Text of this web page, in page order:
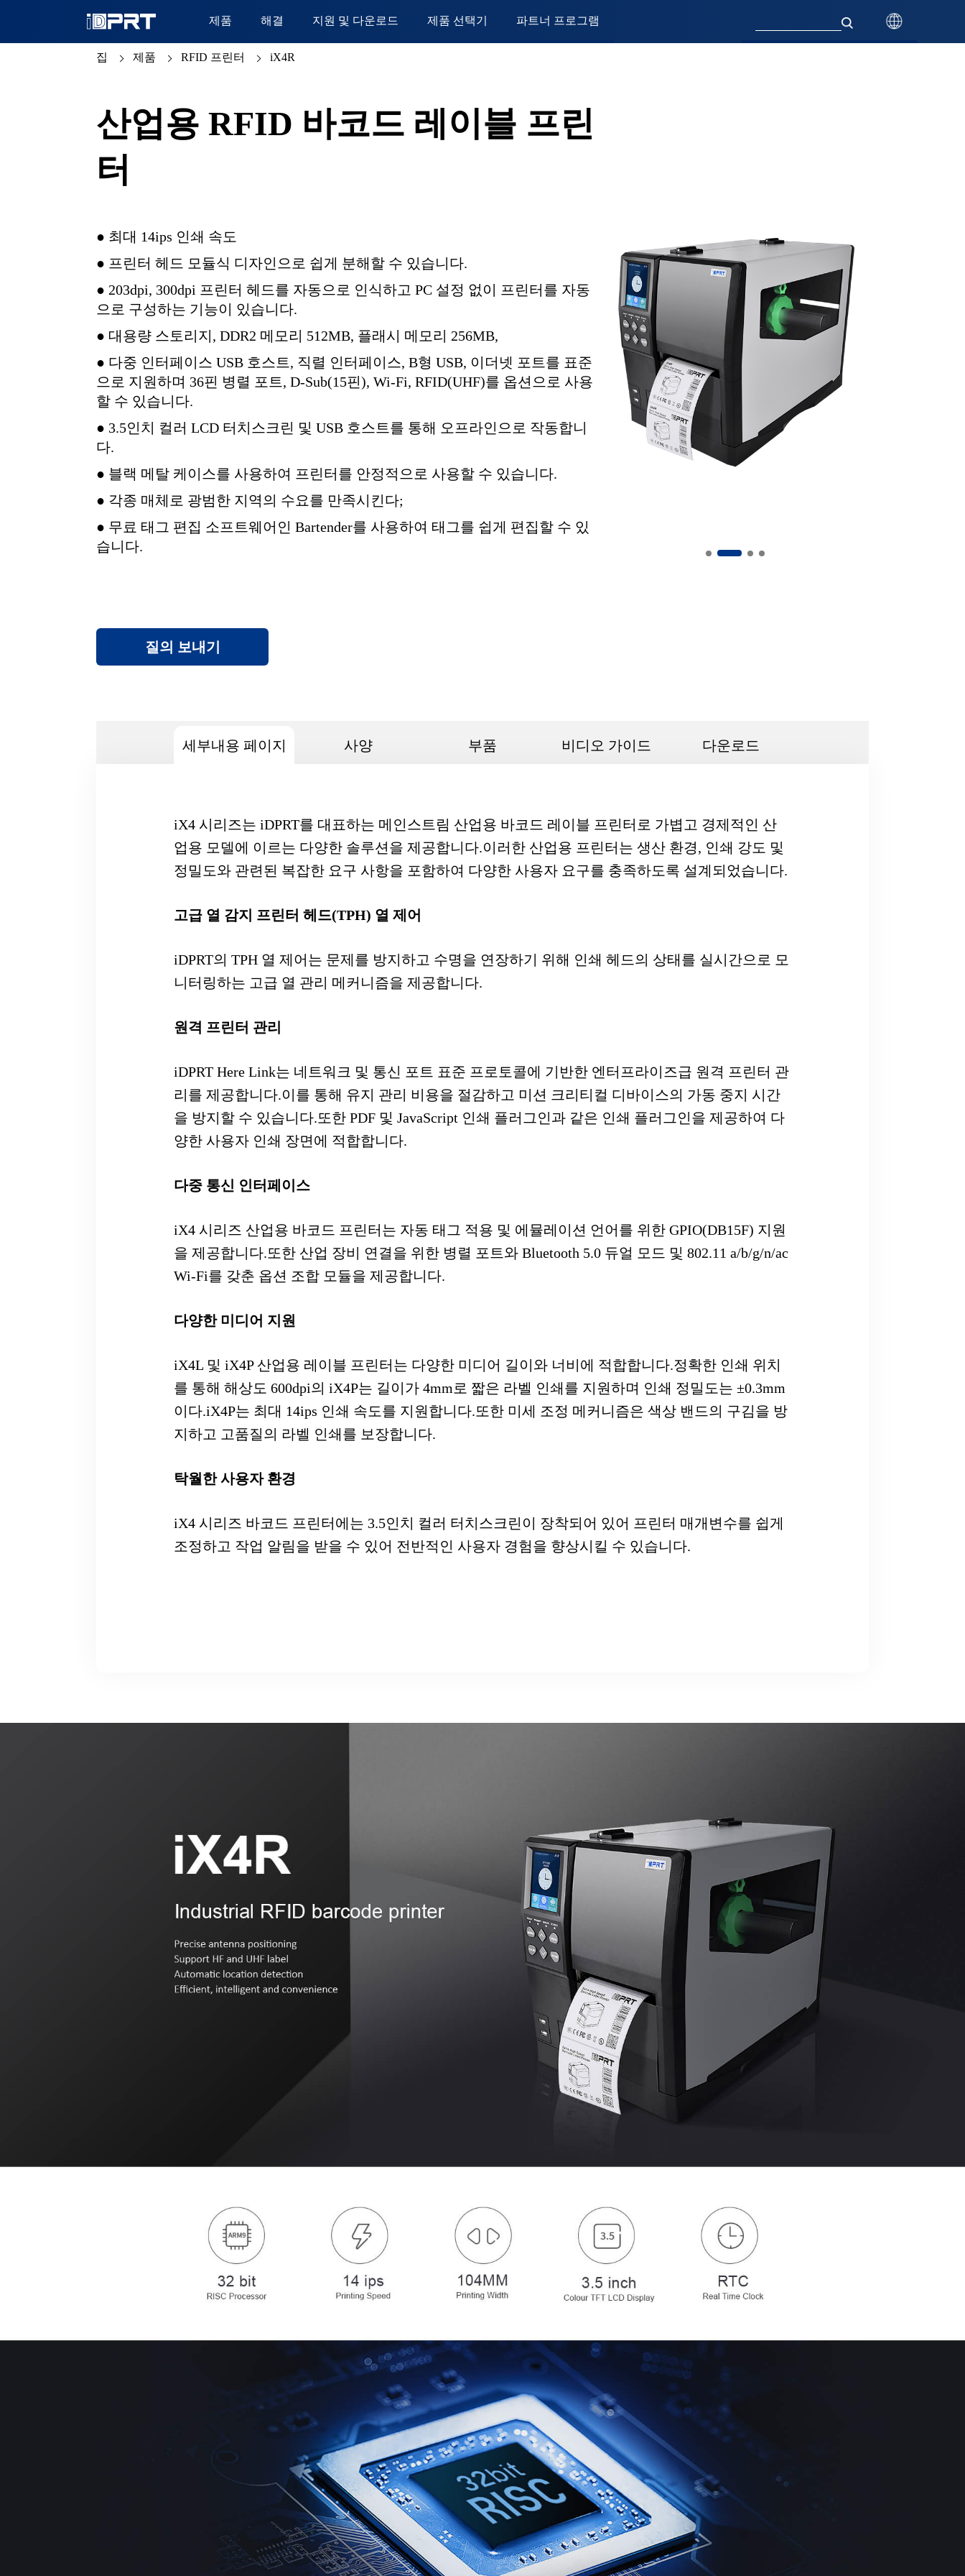
제품 해결 지원 및 다운로드 제품 선택기 파트너 프로그램
집 제품 RFID 프린터 iX4R
산업용 RFID 바코드 레이블 프린
터
● 최대 14ips 인쇄 속도
● 프린터 헤드 모듈식 디자인으로 쉽게 분해할 수 있습니다.
● 203dpi, 300dpi 프린터 헤드를 자동으로 인식하고 PC 설정 없이 프린터를 자동
으로 구성하는 기능이 있습니다.
● 대용량 스토리지, DDR2 메모리 512MB, 플래시 메모리 256MB,
● 다중 인터페이스 USB 호스트, 직렬 인터페이스, B형 USB, 이더넷 포트를 표준
으로 지원하며 36핀 병렬 포트, D-Sub(15핀), Wi-Fi, RFID(UHF)를 옵션으로 사용
할 수 있습니다.
● 3.5인치 컬러 LCD 터치스크린 및 USB 호스트를 통해 오프라인으로 작동합니
다.
● 블랙 메탈 케이스를 사용하여 프린터를 안정적으로 사용할 수 있습니다.
● 각종 매체로 광범한 지역의 수요를 만족시킨다;
● 무료 태그 편집 소프트웨어인 Bartender를 사용하여 태그를 쉽게 편집할 수 있
습니다.
질의 보내기
세부내용 페이지 사양 부품 비디오 가이드 다운로드
iX4 시리즈는 iDPRT를 대표하는 메인스트림 산업용 바코드 레이블 프린터로 가볍고 경제적인 산
업용 모델에 이르는 다양한 솔루션을 제공합니다.이러한 산업용 프린터는 생산 환경, 인쇄 강도 및
정밀도와 관련된 복잡한 요구 사항을 포함하여 다양한 사용자 요구를 충족하도록 설계되었습니다.
고급 열 감지 프린터 헤드(TPH) 열 제어
iDPRT의 TPH 열 제어는 문제를 방지하고 수명을 연장하기 위해 인쇄 헤드의 상태를 실시간으로 모
니터링하는 고급 열 관리 메커니즘을 제공합니다.
원격 프린터 관리
iDPRT Here Link는 네트워크 및 통신 포트 표준 프로토콜에 기반한 엔터프라이즈급 원격 프린터 관
리를 제공합니다.이를 통해 유지 관리 비용을 절감하고 미션 크리티컬 디바이스의 가동 중지 시간
을 방지할 수 있습니다.또한 PDF 및 JavaScript 인쇄 플러그인과 같은 인쇄 플러그인을 제공하여 다
양한 사용자 인쇄 장면에 적합합니다.
다중 통신 인터페이스
iX4 시리즈 산업용 바코드 프린터는 자동 태그 적용 및 에뮬레이션 언어를 위한 GPIO(DB15F) 지원
을 제공합니다.또한 산업 장비 연결을 위한 병렬 포트와 Bluetooth 5.0 듀얼 모드 및 802.11 a/b/g/n/ac
Wi-Fi를 갖춘 옵션 조합 모듈을 제공합니다.
다양한 미디어 지원
iX4L 및 iX4P 산업용 레이블 프린터는 다양한 미디어 길이와 너비에 적합합니다.정확한 인쇄 위치
를 통해 해상도 600dpi의 iX4P는 길이가 4mm로 짧은 라벨 인쇄를 지원하며 인쇄 정밀도는 ±0.3mm
이다.iX4P는 최대 14ips 인쇄 속도를 지원합니다.또한 미세 조정 메커니즘은 색상 밴드의 구김을 방
지하고 고품질의 라벨 인쇄를 보장합니다.
탁월한 사용자 환경
iX4 시리즈 바코드 프린터에는 3.5인치 컬러 터치스크린이 장착되어 있어 프린터 매개변수를 쉽게
조정하고 작업 알림을 받을 수 있어 전반적인 사용자 경험을 향상시킬 수 있습니다.